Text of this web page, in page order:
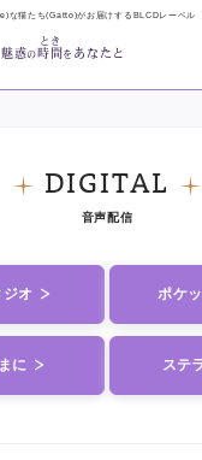
な猫たち(Gatto)がお届けするBLCDレーベル
魅惑の 時間
とき
を あなたと
DIGITAL
音声配信
オ ポケ
に ステ